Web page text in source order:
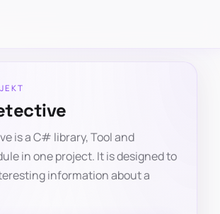
is a C# library, Tool and
in one project. It is designed to
information about a